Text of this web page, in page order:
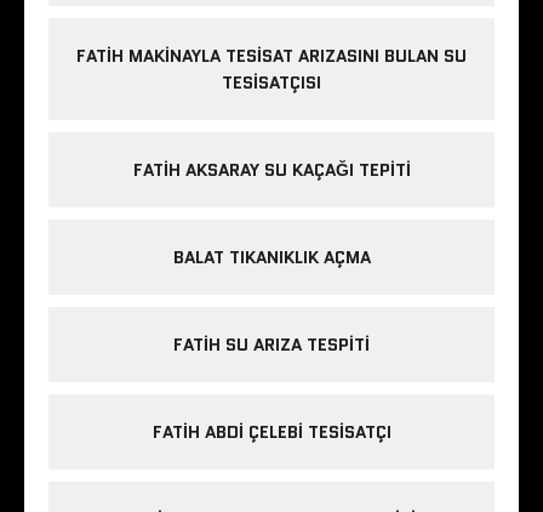
FATIH MAKINAYLA TESISAT ARIZASINI BULAN SU
TESISATÇISI
FATIH AKSARAY SU KAÇAĞI TEPITI
BALAT TIKANIKLIK AÇMA
FATIH SU ARIZA TESPITI
FATIH ABDI ÇELEBI TESISATÇI